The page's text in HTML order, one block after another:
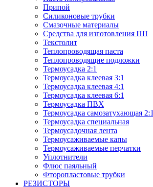
Припой
Силиконовые трубки
Смазочные материалы
Средства для изготовления ПП
Текстолит
Теплопроводящая паста
Теплопроводящие подложки
Термоусадка 2:1
Термоусадка клеевая 3:1
Термоусадка клеевая 4:1
Термоусадка клеевая 6:1
Термоусадка ПВХ
Термоусадка самозатухающая 2:1
Термоусадка специальная
Термоусадочная лента
Термоусаживаемые капы
Термоусаживаемые перчатки
Уплотнители
Флюс паяльный
Фторопластовые трубки
РЕЗИСТОРЫ